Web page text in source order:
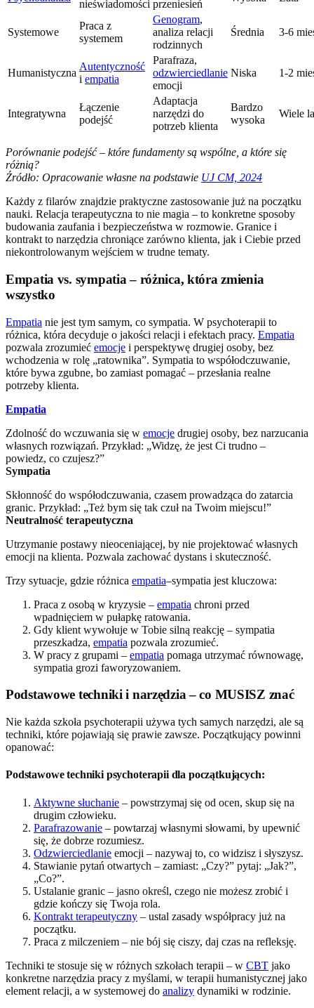
nieświadomości przeniesień
Systemowe
Praca z
systemem
Genogram,
analiza relacji
rodzinnych
Średnia 3-6
Humanistyczna
Autentyczność
i empatia
Parafraza,
odzwierciedlanie
emocji
Niska 1-2
Integratywna
Łączenie
podejść
Adaptacja
narzędzi do
potrzeb klienta
Bardzo
wysoka
Wiele
Porównanie podejść – które fundamenty są wspólne, a które się
różnią?
Źródło: Opracowanie własne na podstawie UJ CM, 2024
Każdy z filarów znajdzie praktyczne zastosowanie już na początku
nauki. Relacja terapeutyczna to nie magia – to konkretne sposoby
budowania zaufania i bezpieczeństwa w rozmowie. Granice i
kontrakt to narzędzia chroniące zarówno klienta, jak i Ciebie przed
niekontrolowanym wejściem w trudne tematy.
Empatia vs. sympatia – różnica, która zmienia
wszystko
Empatia nie jest tym samym, co sympatia. W psychoterapii to
różnica, która decyduje o jakości relacji i efektach pracy. Empatia
pozwala zrozumieć emocje i perspektywę drugiej osoby, bez
wchodzenia w rolę „ratownika”. Sympatia to współodczuwanie,
które bywa zgubne, bo zamiast pomagać – przesłania realne
potrzeby klienta.
Empatia
Zdolność do wczuwania się w emocje drugiej osoby, bez narzucania
własnych rozwiązań. Przykład: „Widzę, że jest Ci trudno –
powiedz, co czujesz?”
Sympatia
Skłonność do współodczuwania, czasem prowadząca do zatarcia
granic. Przykład: „Też bym się tak czuł na Twoim miejscu!”
Neutralność terapeutyczna
Utrzymanie postawy nieoceniającej, by nie projektować własnych
emocji na klienta. Pozwala zachować dystans i skuteczność.
Trzy sytuacje, gdzie różnica empatia–sympatia jest kluczowa:
Praca z osobą w kryzysie – empatia chroni przed
wpadnięciem w pułapkę ratowania.
Gdy klient wywołuje w Tobie silną reakcję – sympatia
przeszkadza, empatia pozwala zrozumieć.
W pracy z grupami – empatia pomaga utrzymać równowagę,
sympatia grozi faworyzowaniem.
Podstawowe techniki i narzędzia – co MUSISZ znać
Nie każda szkoła psychoterapii używa tych samych narzędzi, ale są
techniki, które pojawiają się prawie zawsze. Początkujący powinni
opanować:
Podstawowe techniki psychoterapii dla początkujących:
Aktywne słuchanie – powstrzymaj się od ocen, skup się na
drugim człowieku.
Parafrazowanie – powtarzaj własnymi słowami, by upewnić
się, że dobrze rozumiesz.
Odzwierciedlanie emocji – nazywaj to, co widzisz i słyszysz.
Stawianie pytań otwartych – zamiast: „Czy?” pytaj: „Jak?”,
„Co?”.
Ustalanie granic – jasno określ, czego nie możesz zrobić i
gdzie kończy się Twoja rola.
Kontrakt terapeutyczny – ustal zasady współpracy już na
początku.
Praca z milczeniem – nie bój się ciszy, daj czas na refleksję.
Techniki te stosuje się w różnych szkołach terapii – w CBT jako
konkretne narzędzia pracy z myślami, w terapii humanistycznej jako
element relacji, a w systemowej do analizy dynamiki w rodzinie.